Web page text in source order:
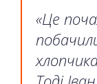
«Це